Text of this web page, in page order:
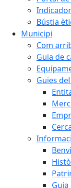
Bústia
Municipi
Com
Guia de
Guies